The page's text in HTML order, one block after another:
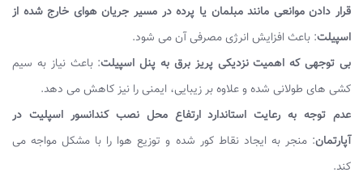
قرار دادن موانعی مانند مبلمان یا پرده در مسیر جریان هوای خارج شده از
اسپیلت: باعث افزایش انرژی مصرفی آن می شود.
بی توجهی که اهمیت نزدیکی پریز برق به پنل اسپیلت: باعث نیاز به سیم
کشی های طولانی شده و علاوه بر زیبایی، ایمنی را نیز کاهش می دهد.
عدم توجه به رعایت استاندارد ارتفاع محل نصب کندانسور اسپلیت در
آپارتمان: منجر به ایجاد نقاط کور شده و توزیع هوا را با مشکل مواجه می
کند.